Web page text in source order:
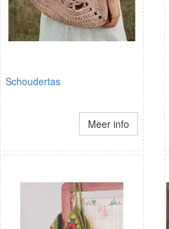
Schoudertas
Meer info